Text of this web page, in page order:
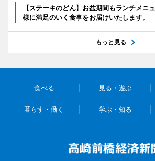
【ステーキのどん】お盆期間もランチメニ
様に満足のいく食事をお届けいたします。
もっと見る
食べる 見る・遊ぶ
暮らす・働く 学ぶ・知る